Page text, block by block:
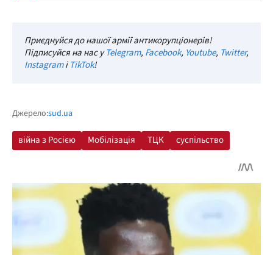
Приєднуйся до нашої армії антикорупціонерів!
Підписуйся на нас уTelegram, Facebook, Youtube, Twitter,
InstagramіTikTok!
Джерело:sud.ua
війна з Росією Мобілізація ТЦК суспільство